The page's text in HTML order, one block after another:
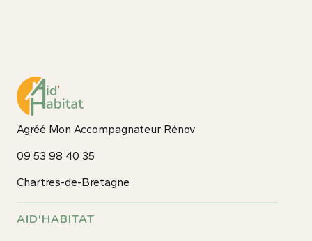
Agréé Mon Accompagnateur Rénov
09 53 98 40 35
Chartres-de-Bretagne
AID'HABITAT